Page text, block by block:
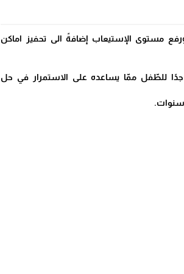
مستوى الإستيعاب إضافةً الى تحفيز اماكن
للطّفل ممّا يساعده على الاستمرار في حل